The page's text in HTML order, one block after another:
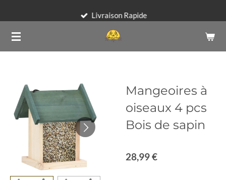
contenu
principal
Livraison Rapide
Mangeoires à
oiseaux 4 pcs
Bois de sapin
28,99 €